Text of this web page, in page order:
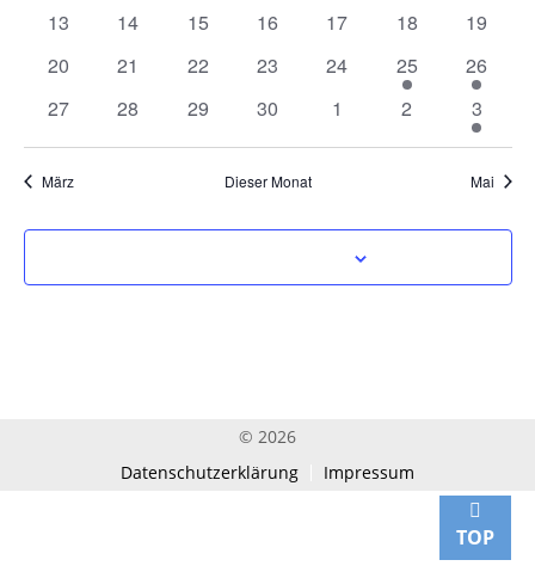
0
13
0
14
0
15
0
16
0
17
0
18
0
19
0
20
0
21
0
22
0
23
0
Veranstaltungen
24 1 Veranstaltung
25 1
26
0
27
0
28
0
29
0
30
0
1
0
2 1
3
März Dieser Monat Mai
© 2026
Datenschutzerklärung
Impressum
TOP